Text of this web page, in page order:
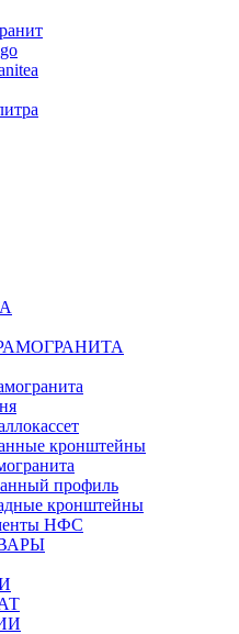
кронштейны
профиль
кронштейны
НФС